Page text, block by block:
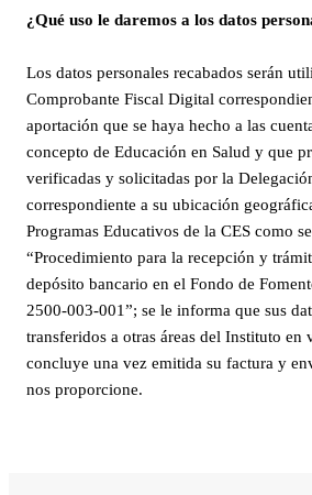
¿Qué uso le daremos a los datos
Los datos personales recabados serán
Comprobante Fiscal Digital
aportación que se haya hecho a las
concepto de Educación en Salud y que
verificadas y solicitadas por la
correspondiente a su ubicación
Programas Educativos de la CES como
“Procedimiento para la recepción y
depósito bancario en el Fondo de
2500-003-001”; se le informa que sus
transferidos a otras áreas del Instituto en
concluye una vez emitida su factura y
nos proporcione.